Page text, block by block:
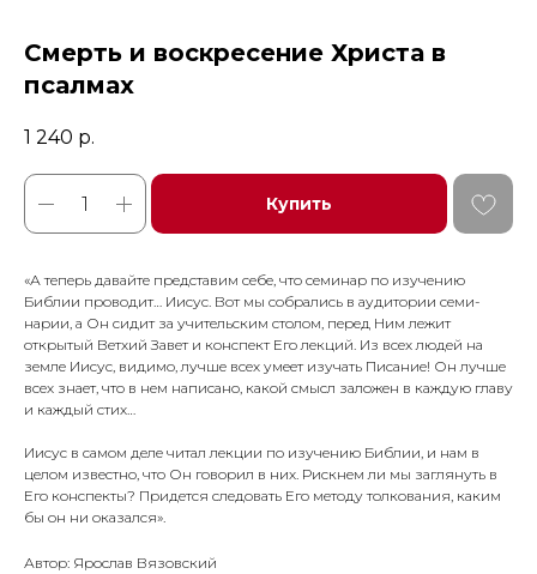
Смерть и воскресение Христа в
псалмах
1 240 р.
Купить
«А теперь давайте представим себе, что семинар по изучению
Библии проводит… Иисус. Вот мы собрались в аудитории семи­
нарии, а Он сидит за учительским столом, перед Ним лежит
открытый Ветхий Завет и конспект Его лекций. Из всех людей на
земле Иисус, видимо, лучше всех умеет изучать Писание! Он лучше
всех знает, что в нем написано, какой смысл заложен в каждую главу
и каждый стих…
Иисус в самом деле читал лекции по изучению Библии, и нам в
целом известно, что Он говорил в них. Рискнем ли мы заглянуть в
Его конспекты? Придется следовать Его методу толкования, каким
бы он ни оказался».
Автор: Ярослав Вязовский